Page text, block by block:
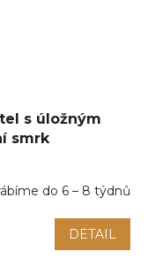
s úložným
smrk
do 6 – 8 týdnů
DETAIL